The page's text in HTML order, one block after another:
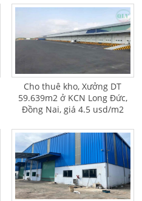
Cho thuê kho, Xưởng DT
59.639m2 ở KCN Long Đức,
Đồng Nai, giá 4.5 usd/m2